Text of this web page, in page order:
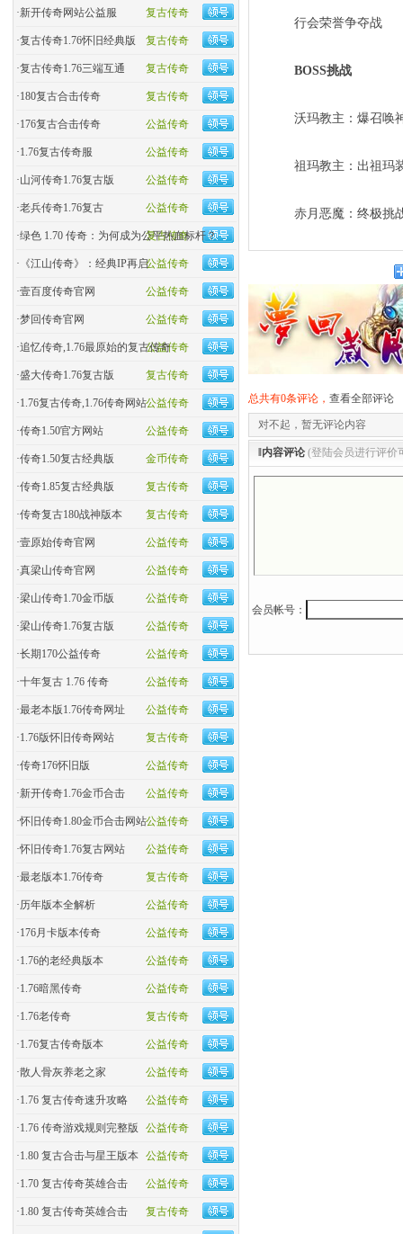
复古传奇
·新开传奇网站公益服
复古传奇
·复古传奇1.76怀旧经典版
复古传奇
·复古传奇1.76三端互通
复古传奇
·180复古合击传奇
公益传奇
·176复古合击传奇
公益传奇
·1.76复古传奇服
公益传奇
·山河传奇1.76复古版
公益传奇
·老兵传奇1.76复古
复古传奇
·绿色 1.70 传奇：为何成为公平热血标杆？
公益传奇
· 《江山传奇》：经典IP再启
公益传奇
·壹百度传奇官网
公益传奇
·梦回传奇官网
公益传奇
·追忆传奇,1.76最原始的复古传奇
复古传奇
·盛大传奇1.76复古版
公益传奇
·1.76复古传奇,1.76传奇网站
公益传奇
·传奇1.50官方网站
金币传奇
·传奇1.50复古经典版
复古传奇
·传奇1.85复古经典版
复古传奇
·传奇复古180战神版本
公益传奇
·壹原始传奇官网
公益传奇
·真梁山传奇官网
公益传奇
·梁山传奇1.70金币版
公益传奇
·梁山传奇1.76复古版
公益传奇
·长期170公益传奇
公益传奇
·十年复古 1.76 传奇
公益传奇
·最老本版1.76传奇网址
复古传奇
·1.76版怀旧传奇网站
公益传奇
·传奇176怀旧版
公益传奇
·新开传奇1.76金币合击
公益传奇
·怀旧传奇1.80金币合击网站
公益传奇
·怀旧传奇1.76复古网站
复古传奇
·最老版本1.76传奇
公益传奇
·历年版本全解析
公益传奇
·176月卡版本传奇
公益传奇
·1.76的老经典版本
公益传奇
·1.76暗黑传奇
复古传奇
·1.76老传奇
公益传奇
·1.76复古传奇版本
公益传奇
·散人骨灰养老之家
公益传奇
·1.76 复古传奇速升攻略
公益传奇
·1.76 传奇游戏规则完整版
公益传奇
·1.80 复古合击与星王版本
公益传奇
·1.70 复古传奇英雄合击
复古传奇
·1.80 复古传奇英雄合击
行会荣誉争夺战
BOSS挑战
沃玛教主：爆召唤
祖玛教主：出祖玛
赤月恶魔：终极挑
总共有0条评论， 查看全部评论
对不起，暂无评论内容
‖内容评论 (登陆会员进行评价
会员帐号：